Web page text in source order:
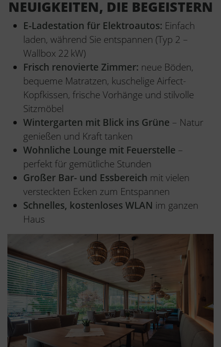
NEUIGKEITEN, DIE BEGEISTERN
E-Ladestation für Elektroautos: Einfach
laden, während Sie entspannen (Typ 2 –
Wallbox 22 kW)
Frisch renovierte Zimmer: neue Böden,
bequeme Matratzen, kuschelige Airfect-
Kopfkissen, frische Vorhänge und stilvolle
Sitzmöbel
Wintergarten mit Blick ins Grüne – Natur
genießen und Kraft tanken
Wohnliche Lounge mit Feuerstelle –
perfekt für gemütliche Stunden
Großer Bar- und Essbereich mit vielen
versteckten Ecken zum Entspannen
Schnelles, kostenloses WLAN im ganzen
Haus